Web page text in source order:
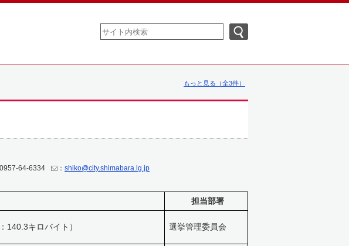
もっと見る（全3件）
0957-64-6334 ： shiko@city.shimabara.lg.jp
担当部署
140.3キロバイト） 選挙管理委員会